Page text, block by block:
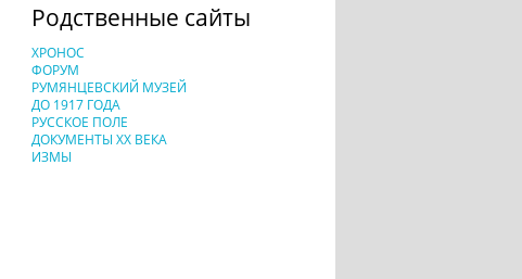
Родственные сайты
ХРОНОС
ФОРУМ
РУМЯНЦЕВСКИЙ МУЗЕЙ
ДО 1917 ГОДА
РУССКОЕ ПОЛЕ
ДОКУМЕНТЫ XX ВЕКА
ИЗМЫ